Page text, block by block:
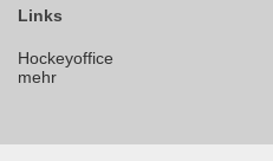
Links
Hockeyoffice
mehr